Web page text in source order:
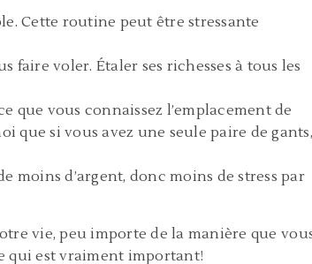
Cette routine peut être stressante
faire voler. Étaler ses richesses à tous les
que vous connaissez l’emplacement de
que si vous avez une seule paire de gants,
moins d’argent, donc moins de stress par
vie, peu importe de la manière que
qui est vraiment important!